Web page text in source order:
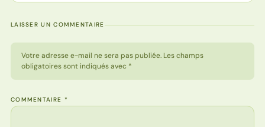
LAISSER UN COMMENTAIRE
Votre adresse e-mail ne sera pas publiée. Les champs
obligatoires sont indiqués avec *
COMMENTAIRE *